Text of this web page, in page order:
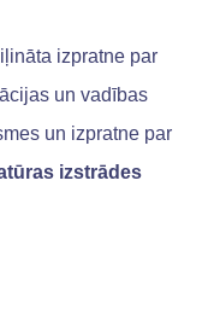
izpratne par
un vadības
un izpratne par
izstrādes